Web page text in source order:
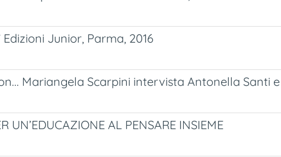
Junior, Parma, 2016
Mariangela Scarpini intervista Antonella Santi e
UN’EDUCAZIONE AL PENSARE INSIEME